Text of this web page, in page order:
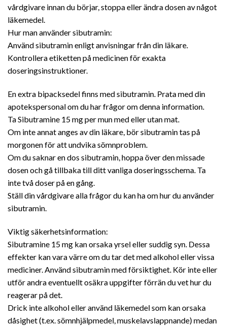
vårdgivare innan du börjar, stoppa eller ändra dosen av något
läkemedel.
Hur man använder sibutramin:
Använd sibutramin enligt anvisningar från din läkare.
Kontrollera etiketten på medicinen för exakta
doseringsinstruktioner.
En extra bipacksedel finns med sibutramin. Prata med din
apotekspersonal om du har frågor om denna information.
Ta Sibutramine 15 mg per mun med eller utan mat.
Om inte annat anges av din läkare, bör sibutramin tas på
morgonen för att undvika sömnproblem.
Om du saknar en dos sibutramin, hoppa över den missade
dosen och gå tillbaka till ditt vanliga doseringsschema. Ta
inte två doser på en gång.
Ställ din vårdgivare alla frågor du kan ha om hur du använder
sibutramin.
Viktig säkerhetsinformation:
Sibutramine 15 mg kan orsaka yrsel eller suddig syn. Dessa
effekter kan vara värre om du tar det med alkohol eller vissa
mediciner. Använd sibutramin med försiktighet. Kör inte eller
utför andra eventuellt osäkra uppgifter förrän du vet hur du
reagerar på det.
Drick inte alkohol eller använd läkemedel som kan orsaka
dåsighet (t.ex. sömnhjälpmedel, muskelavslappnande) medan